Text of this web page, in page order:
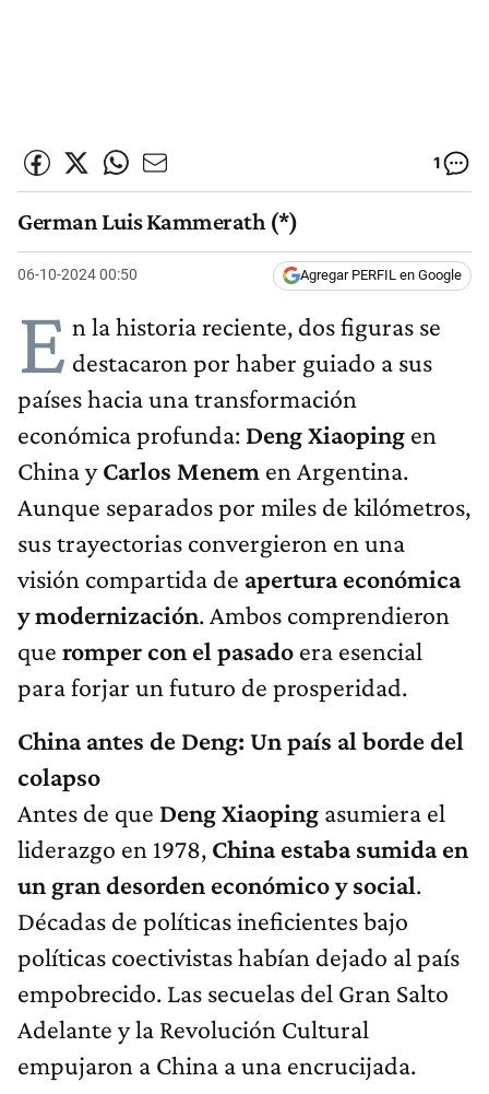
1
German Luis Kammerath (*)
06-10-2024 00:50 Agregar PERFIL en Google
E n la historia reciente, dos figuras se
destacaron por haber guiado a sus
países hacia una transformación
económica profunda: Deng Xiaoping en
China yCarlos Menem en Argentina.
Aunque separados por miles de kilómetros,
sus trayectorias convergieron en una
visión compartida de apertura económica
y modernización. Ambos comprendieron
que romper con el pasado era esencial
para forjar un futuro de prosperidad.
China antes de Deng: Un país al borde del
colapso
Antes de que Deng Xiaoping asumiera el
liderazgo en 1978, China estaba sumida en
un gran desorden económico y social.
Décadas de políticas ineficientes bajo
políticas coectivistas habían dejado al país
empobrecido. Las secuelas del Gran Salto
Adelante y la Revolución Cultural
empujaron a China a una encrucijada.